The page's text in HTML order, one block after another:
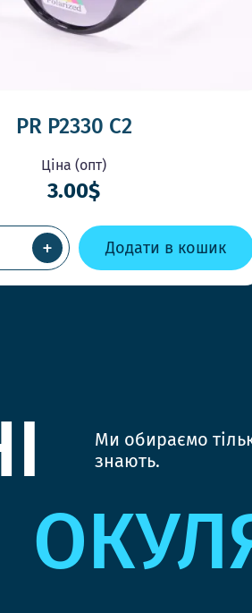
PR P2330 C2
Ціна (опт)
3.00$
+ Додати в кошик
Ми обираємо
знають.